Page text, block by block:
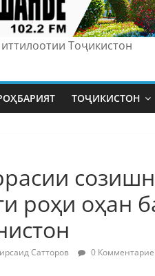
Тоҷикистон
ТОҶИКИСТОН
роҳи оҳан
Сатторов 0